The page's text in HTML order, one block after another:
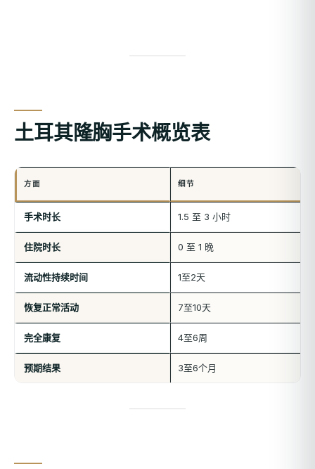
土耳其隆胸手术概览表
方面 细节
手术时长 1.5 至 3 小时
住院时长 0 至 1 晚
流动性持续时间 1至2天
恢复正常活动 7至10天
完全康复 4至6周
预期结果 3至6个月